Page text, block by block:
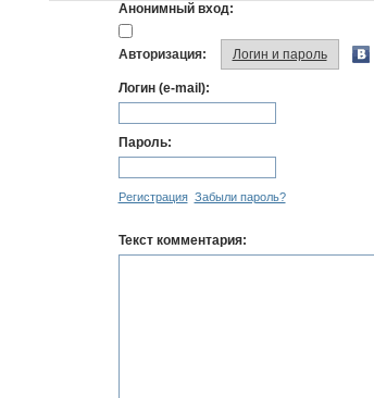
Анонимный вход:
Авторизация: Логин и пароль
Логин (e-mail):
Пароль:
Регистрация Забыли пароль?
Текст комментария: